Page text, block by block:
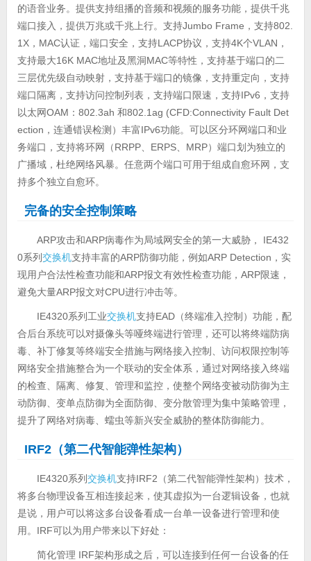
的语音业务。提供支持组播的音频和视频的服务功能，提供千兆
端口接入，提供万兆或千兆上行。支持Jumbo Frame，支持802.
1X，MAC认证，端口安全，支持LACP协议，支持4K个VLAN，
支持最大16K MAC地址及黑洞MAC等特性，支持基于端口的二
三层优先级自动映射，支持基于端口的镜像，支持重定向，支持
端口隔离，支持访问控制列表，支持端口限速，支持IPv6，支持
以太网OAM：802.3ah 和802.1ag (CFD:Connectivity Fault Det
ection，连通错误检测）丰富IPv6功能。可以区分环网端口和业
务端口，支持将环网（RRPP、ERPS、MRP）端口划为独立的
广播域，杜绝网络风暴。任意两个端口可用于组成自愈环网，支
持多个独立自愈环。
完备的安全控制策略
ARP攻击和ARP病毒作为局域网安全的第一大威胁， IE432
0系列交换机支持丰富的ARP防御功能，例如ARP Detection，实
现用户合法性检查功能和ARP报文有效性检查功能，ARP限速，
避免大量ARP报文对CPU进行冲击等。
IE4320系列工业交换机支持EAD（终端准入控制）功能，配
合后台系统可以对摄像头等哑终端进行管理，还可以将终端防病
毒、补丁修复等终端安全措施与网络接入控制、访问权限控制等
网络安全措施整合为一个联动的安全体系，通过对网络接入终端
的检查、隔离、修复、管理和监控，使整个网络变被动防御为主
动防御、变单点防御为全面防御、变分散管理为集中策略管理，
提升了网络对病毒、蠕虫等新兴安全威胁的整体防御能力。
IRF2（第二代智能弹性架构）
IE4320系列交换机支持IRF2（第二代智能弹性架构）技术，
将多台物理设备互相连接起来，使其虚拟为一台逻辑设备，也就
是说，用户可以将这多台设备看成一台单一设备进行管理和使
用。IRF可以为用户带来以下好处：
简化管理 IRF架构形成之后，可以连接到任何一台设备的任